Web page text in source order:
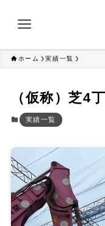
ホーム 実績一覧
（仮称）芝4
実績一覧